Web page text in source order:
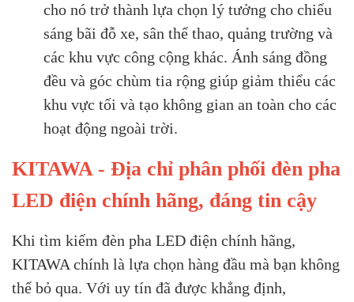
cho nó trở thành lựa chọn lý tưởng cho chiếu
sáng bãi đỗ xe, sân thể thao, quảng trường và
các khu vực công cộng khác. Ánh sáng đồng
đều và góc chùm tia rộng giúp giảm thiểu các
khu vực tối và tạo không gian an toàn cho các
hoạt động ngoài trời.
KITAWA - Địa chỉ phân phối đèn pha
LED điện chính hãng, đáng tin cậy
Khi tìm kiếm đèn pha LED điện chính hãng,
KITAWA chính là lựa chọn hàng đầu mà bạn không
thể bỏ qua. Với uy tín đã được khẳng định,